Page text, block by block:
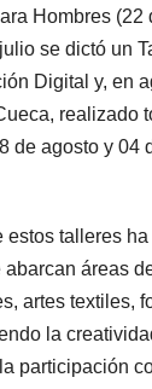
Hombres (22
se dictó un
Digital y, en
realizado
de agosto y 04
estos talleres
áreas
artes textiles,
la
participación